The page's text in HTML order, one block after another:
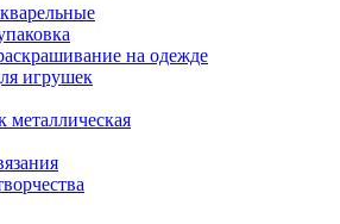
на одежде
игрушек
металлическая